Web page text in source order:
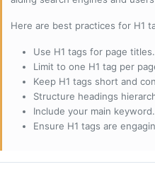
Here are best practices for H1
Use H1 tags for page titles.
Limit to one H1 tag per
Keep H1 tags short and
Structure headings
Include your main keyword.
Ensure H1 tags are